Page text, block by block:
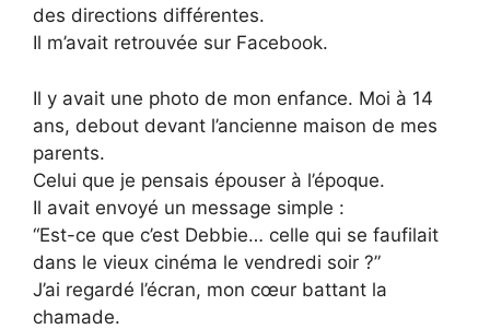
des directions différentes.
Il m’avait retrouvée sur Facebook.
Il y avait une photo de mon enfance. Moi à 14
ans, debout devant l’ancienne maison de mes
parents.
Celui que je pensais épouser à l’époque.
Il avait envoyé un message simple :
“Est-ce que c’est Debbie… celle qui se faufilait
dans le vieux cinéma le vendredi soir ?”
J’ai regardé l’écran, mon cœur battant la
chamade.